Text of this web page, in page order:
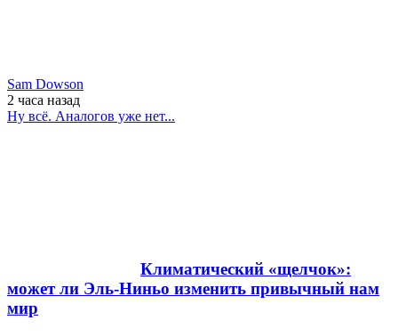
Sam Dowson
2 часа назад
Ну всё. Аналогов уже нет...
Климатический «щелчок»:
может ли Эль-Ниньо изменить привычный нам
мир